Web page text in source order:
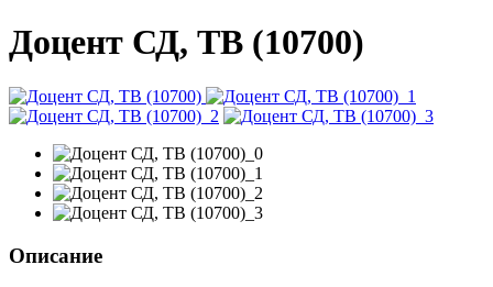
Доцент СД, ТВ (10700)
Описание